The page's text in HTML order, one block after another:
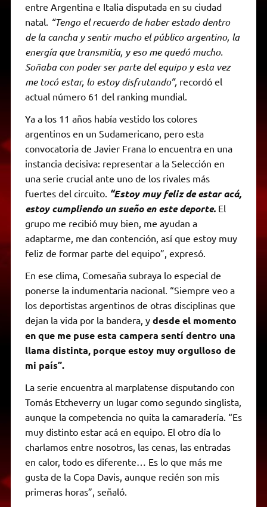
entre Argentina e Italia disputada en su ciudad
natal. “Tengo el recuerdo de haber estado dentro
de la cancha y sentir mucho el público argentino, la
energía que transmitía, y eso me quedó mucho.
Soñaba con poder ser parte del equipo y esta vez
me tocó estar, lo estoy disfrutando”, recordó el
actual número 61 del ranking mundial.
Ya a los 11 años había vestido los colores
argentinos en un Sudamericano, pero esta
convocatoria de Javier Frana lo encuentra en una
instancia decisiva: representar a la Selección en
una serie crucial ante uno de los rivales más
fuertes del circuito. “Estoy muy feliz de estar acá,
estoy cumpliendo un sueño en este deporte. El
grupo me recibió muy bien, me ayudan a
adaptarme, me dan contención, así que estoy muy
feliz de formar parte del equipo”, expresó.
En ese clima, Comesaña subraya lo especial de
ponerse la indumentaria nacional. “Siempre veo a
los deportistas argentinos de otras disciplinas que
dejan la vida por la bandera, y desde el momento
en que me puse esta campera sentí dentro una
llama distinta, porque estoy muy orgulloso de
mi país”.
La serie encuentra al marplatense disputando con
Tomás Etcheverry un lugar como segundo singlista,
aunque la competencia no quita la camaradería. “Es
muy distinto estar acá en equipo. El otro día lo
charlamos entre nosotros, las cenas, las entradas
en calor, todo es diferente… Es lo que más me
gusta de la Copa Davis, aunque recién son mis
primeras horas”, señaló.